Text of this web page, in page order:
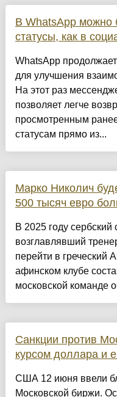
В WhatsApp можно
статусы, как в
WhatsApp
для улучшения
На этот раз
позволяет легче
просмотренным
статусам прямо из...
Марко Николич
500 тысяч евро
В 2025 году
возглавлявший
перейти в греческий
афинском клубе
московской команде
Санкции против
курсом доллара и
США 12 июня ввели
Московской биржи.